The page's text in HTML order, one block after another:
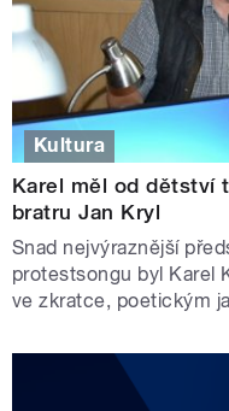
Kultura
Karel měl od dětství
bratru Jan Kryl
Snad nejvýraznější
protestsongu byl Karel
ve zkratce, poetickým